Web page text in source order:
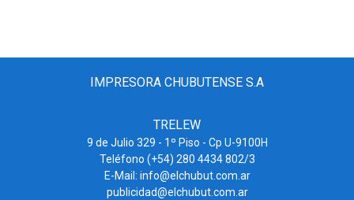
IMPRESORA CHUBUTENSE S.A
TRELEW
9 de Julio 329 - 1º Piso - Cp U-9100H
Teléfono (+54) 280 4434 802/3
E-Mail: info@elchubut.com.ar
publicidad@elchubut.com.ar